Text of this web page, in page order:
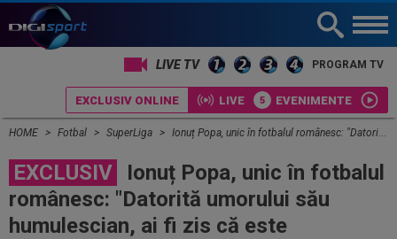
LIVE TV PROGRAM TV
EXCLUSIV ONLINE LIVE EVENIMENTE
HOME Fotbal SuperLiga Ionuț Popa, unic în fotbalul românesc: "Datorită umorului său humulescian, ai fi zis că este moldovean"
EXCLUSIV
Ionuț Popa, unic în fotbalul
românesc: "Datorită umorului său
humulescian, ai fi zis că este